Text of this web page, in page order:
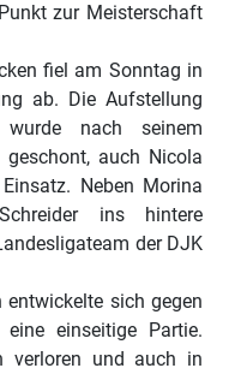
zur Meisterschaft
fiel am Sonntag in
ab. Die Aufstellung
nach seinem
auch Nicola
Neben Morina
ins hintere
der DJK
entwickelte sich gegen
einseitige Partie.
verloren und auch in